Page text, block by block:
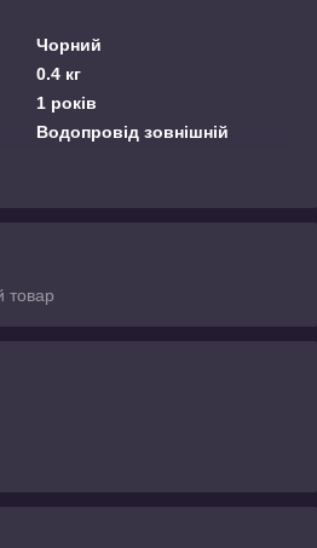
Чорний
0.4 кг
1 років
Водопровід зовнішній
товар